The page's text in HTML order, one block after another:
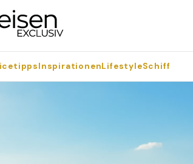
InspirationenLifestyleSchiff